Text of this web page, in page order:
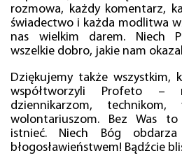
rozmowa, każdy komentarz,
świadectwo i każda modlitwa
nas wielkim darem. Niech
wszelkie dobro, jakie nam
Dziękujemy także wszystkim,
współtworzyli Profeto –
dziennikarzom, technikom,
wolontariuszom. Bez Was
istnieć. Niech Bóg
błogosławieństwem! Bądźcie